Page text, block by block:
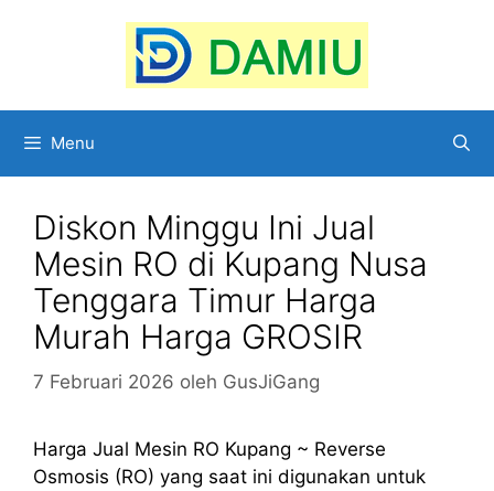
Menu
Diskon Minggu Ini Jual
Mesin RO di Kupang Nusa
Tenggara Timur Harga
Murah Harga GROSIR
7 Februari 2026 oleh GusJiGang
Harga Jual Mesin RO Kupang ~ Reverse
Osmosis (RO) yang saat ini digunakan untuk